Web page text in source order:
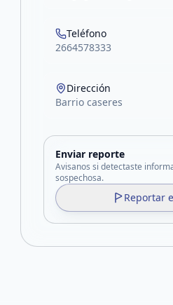
Teléfono
2664578333
Dirección
Barrio caseres
Enviar reporte
Avisanos si detectaste
sospechosa.
Reportar